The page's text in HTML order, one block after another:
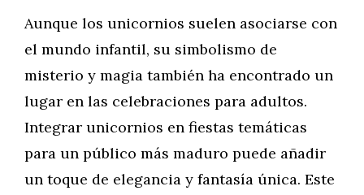
Aunque los unicornios suelen asociarse con
el mundo infantil, su simbolismo de
misterio y magia también ha encontrado un
lugar en las celebraciones para adultos.
Integrar unicornios en fiestas temáticas
para un público más maduro puede añadir
un toque de elegancia y fantasía única. Este